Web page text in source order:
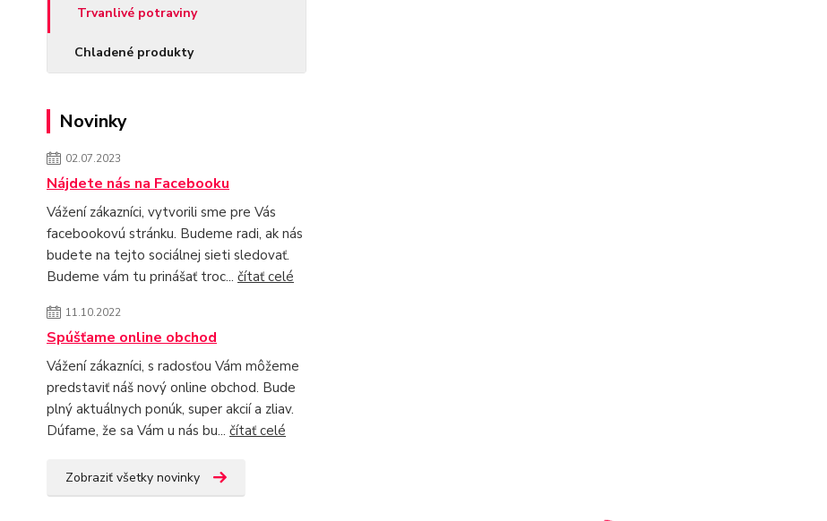
Trvanlivé potraviny
Chladené produkty
Novinky
02.07.2023
Nájdete nás na Facebooku
Vážení zákazníci, vytvorili sme pre Vás
facebookovú stránku. Budeme radi, ak nás
budete na tejto sociálnej sieti sledovať.
Budeme vám tu prinášať troc... čítať celé
11.10.2022
Spúšťame online obchod
Vážení zákazníci, s radosťou Vám môžeme
predstaviť náš nový online obchod. Bude
plný aktuálnych ponúk, super akcií a zliav.
Dúfame, že sa Vám u nás bu... čítať celé
Zobraziť všetky novinky